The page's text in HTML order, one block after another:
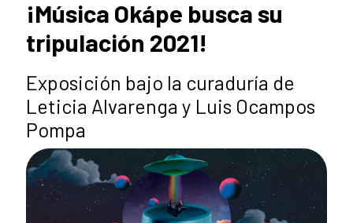
¡Música Okápe busca su
tripulación 2021!
Exposición bajo la curaduría de
Leticia Alvarenga y Luis Ocampos
Pompa